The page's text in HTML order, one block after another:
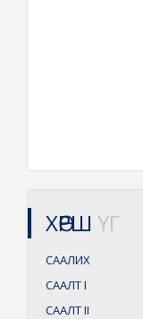
ХӨРШ ҮГ
СААЛИХ
СААЛТI
СААЛТII